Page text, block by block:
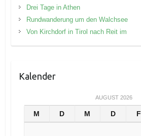
Drei Tage in Athen
Rundwanderung um den Walchsee
Von Kirchdorf in Tirol nach Reit im
Kalender
AUGUST 2026
M D M D F